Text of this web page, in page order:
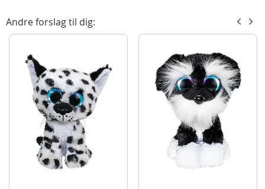
Navnedag: 25. November
Produktdetaljer
Model
6416739549910
Andre forslag til dig: